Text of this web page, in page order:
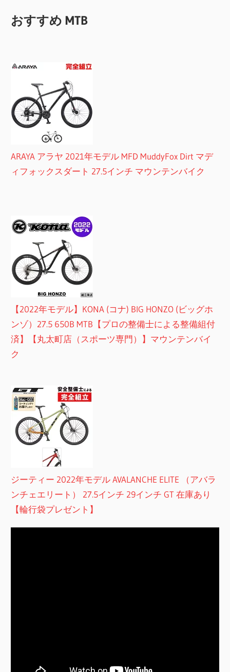
おすすめ MTB
ARAYA アラヤ 2021年モデル MFD MuddyFox Dirt マデ
ィフォックスダート 27.5インチ マウンテンバイク
【2022年モデル】KONA (コナ) BIG HONZO (ビッグホ
ンゾ）27.5 650B MTB【プロの整備士による整備組付
済】【丸太町店（スポーツ専門）】マウンテンバイ
ク
ジーティー 2022年モデル AVALANCHE ELITE （アバラ
ンチェエリート） 27.5インチ 29インチ GT 在庫あり
【輪行袋プレゼント】